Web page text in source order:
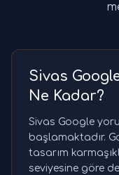
Sivas
Ne Kadar?
Sivas Google
başlamaktadır.
tasarım
seviyesine göre